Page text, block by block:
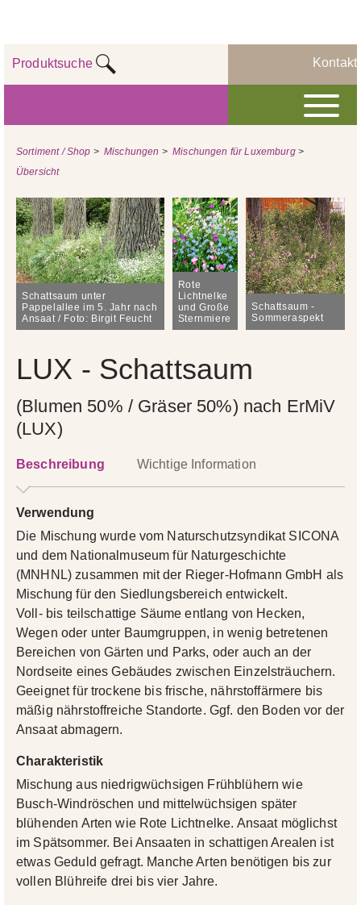
Produktsuche Kontakt
Sortiment / Shop >Mischungen >Mischungen für Luxemburg>
Übersicht
Schattsaum unter
Pappelallee im 5. Jahr nach
Ansaat / Foto: Birgit Feucht
Rote
Lichtnelke
und Große
Sternmiere
Schattsaum -
Sommeraspekt
LUX - Schattsaum
(Blumen 50% / Gräser 50%) nach ErMiV
(LUX)
Beschreibung Wichtige Information
Verwendung
Die Mischung wurde vom Naturschutzsyndikat SICONA
und dem Nationalmuseum für Naturgeschichte
(MNHNL) zusammen mit der Rieger-Hofmann GmbH als
Mischung für den Siedlungsbereich entwickelt.
Voll- bis teilschattige Säume entlang von Hecken,
Wegen oder unter Baumgruppen, in wenig betretenen
Bereichen von Gärten und Parks, oder auch an der
Nordseite eines Gebäudes zwischen Einzelsträuchern.
Geeignet für trockene bis frische, nährstoffärmere bis
mäßig nährstoffreiche Standorte. Ggf. den Boden vor der
Ansaat abmagern.
Charakteristik
Mischung aus niedrigwüchsigen Frühblühern wie
Busch-Windröschen und mittelwüchsigen später
blühenden Arten wie Rote Lichtnelke. Ansaat möglichst
im Spätsommer. Bei Ansaaten in schattigen Arealen ist
etwas Geduld gefragt. Manche Arten benötigen bis zur
vollen Blühreife drei bis vier Jahre.